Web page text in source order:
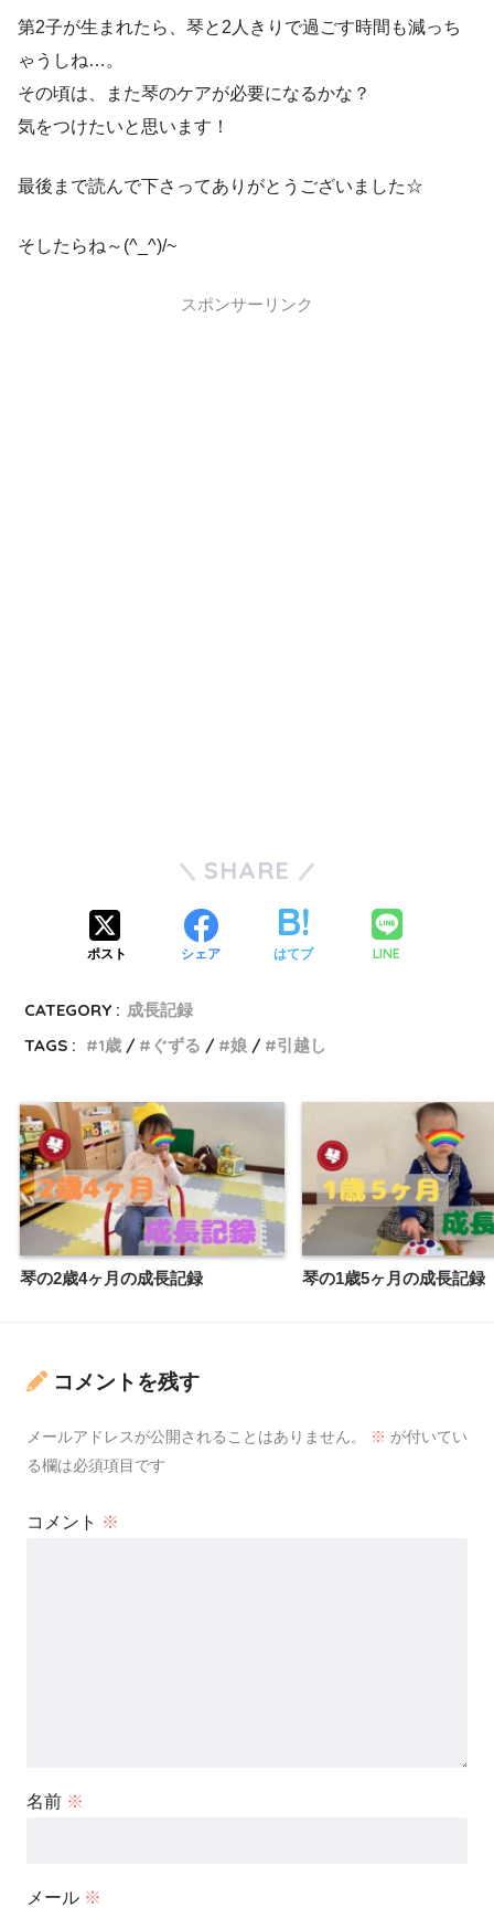
第2子が生まれたら、琴と2人きりで過ごす時間も減っち
ゃうしね…。
その頃は、また琴のケアが必要になるかな？
気をつけたいと思います！
最後まで読んで下さってありがとうございました☆
そしたらね～(^_^)/~
スポンサーリンク
SHARE
ポスト シェア はてブ LINE
CATEGORY : 成長記録
TAGS :
1歳 ぐずる 娘 引越し
琴の2歳4ヶ月の成長記録 琴の1歳5ヶ月の成長記録
コメントを残す
メールアドレスが公開されることはありません。 ※ が付いてい
る欄は必須項目です
コメント ※
名前 ※
メール ※